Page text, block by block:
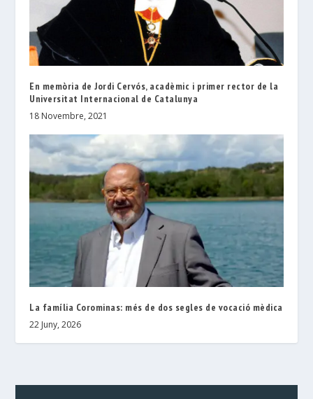
En memòria de Jordi Cervós, acadèmic i primer rector de la
Universitat Internacional de Catalunya
18 Novembre, 2021
La família Corominas: més de dos segles de vocació mèdica
22 Juny, 2026